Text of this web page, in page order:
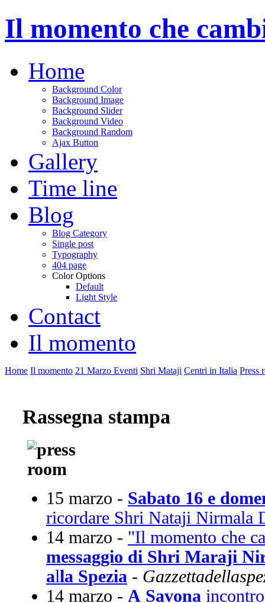
Il momento che
Home
Background Color
Background Image
Background Slider
Background Video
Background Random
Ajax Button
Gallery
Time line
Blog
Blog Category
Single post
Typography
404 page
Color Options
Default
Light Style
Contact
Il momento
Home Il momento 21 Marzo Eventi Shri Mataji Centri in Italia Press
Rassegna stampa
15 marzo - Sabato 16 e
ricordare Shri Nataji Nirmala
14 marzo - "Il momento che
messaggio di Shri Maraji
alla Spezia -
14 marzo - A Savona